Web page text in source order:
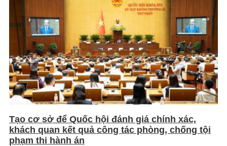
Tạo cơ sở để Quốc hội đánh giá chính xác,
khách quan kết quả công tác phòng, chống tội
phạm thi hành án